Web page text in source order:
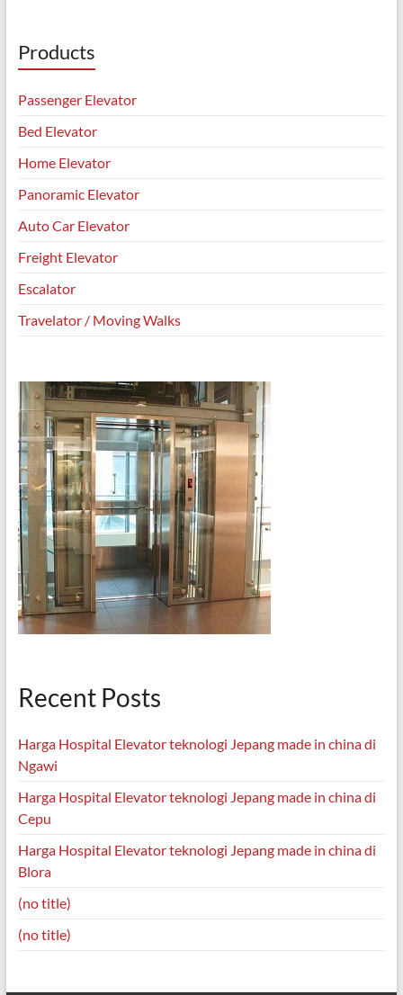
Products
Passenger Elevator
Bed Elevator
Home Elevator
Panoramic Elevator
Auto Car Elevator
Freight Elevator
Escalator
Travelator / Moving Walks
Recent Posts
Harga Hospital Elevator teknologi Jepang made in china di
Ngawi
Harga Hospital Elevator teknologi Jepang made in china di
Cepu
Harga Hospital Elevator teknologi Jepang made in china di
Blora
(no title)
(no title)